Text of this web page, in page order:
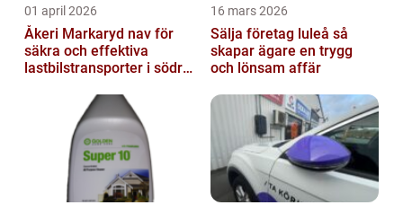
01 april 2026
Åkeri Markaryd nav för
säkra och effektiva
lastbilstransporter i södra
16 mars 2026
Sälja företag luleå så
skapar ägare en trygg
och lönsam affär